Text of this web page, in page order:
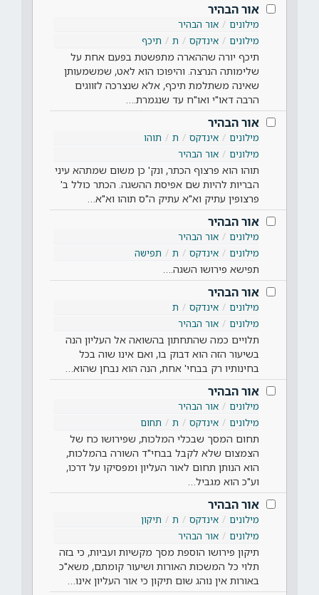
אור הבהיר
מילונים
אור הבהיר
מילונים
אינדקס ת תיכף
תיכף יורה שההארה מתפשטת בפעם אחת על
שלימותה הנרצה. והיפוכו הוא לאט, שמשמעותן
שאינה משתלמת תיכף, אלא שנצרכה לזווגים
הרבה דאו"י ואו"ח עד שנגמרת.…
אור הבהיר
מילונים אינדקס ת
תוהו
מילונים
אור הבהיר
תוהו הוא פרצוף הכתר, ונק' כן משום שמתהא עיני
הבריות להיות שם אפיסת ההשגה. הכתר כולל ב'
פרצופין עתיק וא"א עתיק ה"ס תוהו וא"א…
אור הבהיר
מילונים
אור הבהיר
מילונים
אינדקס ת תפישה
תפישא פירושו השגה.…
אור הבהיר
מילונים אינדקס
ת
מילונים
אור הבהיר
תלויים כמה שהתחתון בהשואה אל העליון הנה
בשיעור הזה הוא דבוק בו, ואם אינו שוה בכל
בחינותיו רק בבחי' אחת, הנה הוא נבחן שהוא…
אור הבהיר
מילונים
אור הבהיר
מילונים
אינדקס ת תחום
תחום המסך שבכלי המלכות, שפירושו כח של
הצמצום שלא לקבל בבחי"ד השורה בהמלכות,
הוא הנותן תחום לאור העליון ומפסיקו על דרכו,
וע"כ הוא מגביל…
אור הבהיר
מילונים אינדקס ת
תיקון
מילונים
אור הבהיר
תיקון פירושו הוספת מסך מקשיות ועביות, כי בזה
תלוי כל המשכות האורות ושיעור קומתם, משא"כ
באורות אין נוהג שום תיקון כי אור העליון אינו…